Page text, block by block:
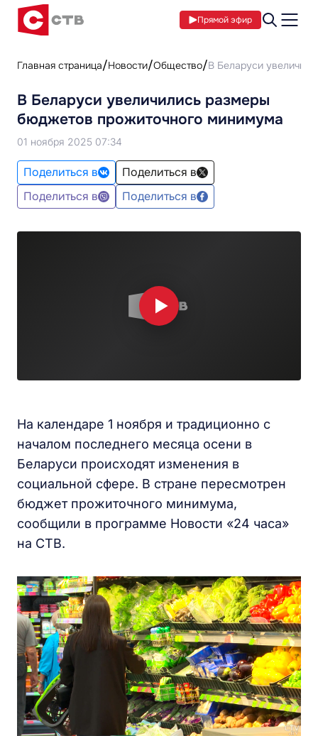
Прямой эфир
Главная страница Новости Общество В Беларуси
В Беларуси увеличились размеры
бюджетов прожиточного минимума
01 ноября 2025 07:34
Поделиться в
Поделиться в
Поделиться в
Поделиться в
На календаре 1 ноября и традиционно с
началом последнего месяца осени в
Беларуси происходят изменения в
социальной сфере. В стране пересмотрен
бюджет прожиточного минимума,
сообщили в программе Новости «24 часа»
на СТВ.